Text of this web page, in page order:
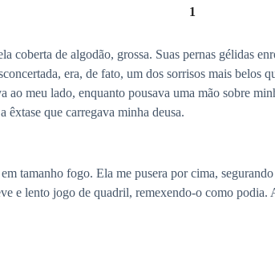
1
coberta de algodão, grossa. Suas pernas gélidas
era, de fato, um dos sorrisos mais belos
ao meu lado, enquanto pousava uma mão sobre
êxtase que carregava minha deusa.
tamanho fogo. Ela me pusera por cima,
e lento jogo de quadril, remexendo-o como podia.